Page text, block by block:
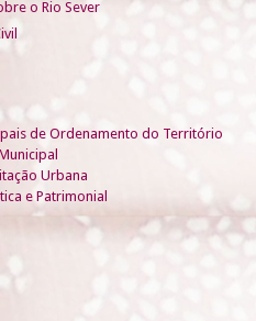
o Rio Sever
de Ordenamento do Território
Urbana
e Patrimonial